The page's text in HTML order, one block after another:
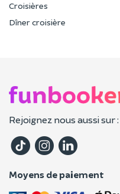
Croisières
Dîner croisière
Rejoignez nous aussi sur :
Moyens de paiement